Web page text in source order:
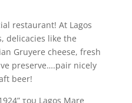
restaurant! At Lagos
delicacies like the
Gruyere cheese, fresh
preserve….pair nicely
beer!
του Lagos Mare